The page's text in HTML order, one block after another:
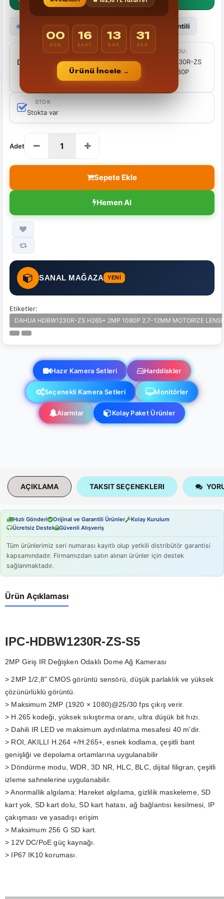
00
GÜN
16
SAAT
13
DAK
30
SAN
Ürünü İncele →
Görüntüleme Sayısı 3551 zaman 24 AY Garantili
MARKALAR
Dahua
ÜRÜN KODU:
Dahua HDBW1230R-ZS
H265+ 2MP 1080P
Motorize
STOK
Stokta var
Adet
Sepete Ekle
Hemen Al
SANAL MAĞAZA YENİ
Etiketler:
DAHUA HDBW1230R-ZS H265+ 2MP 1080P 2.7-12MM MOTORIZE
Hazır Kamera Setleri Harddiskler
Seçenekli Kamera Setleri Monitörler
Alarmlar Kolay Paket Ürünler
AÇIKLAMA TAKSIT SEÇENEKLERI
Hızlı Gönderi Orijinal ve Garantili Ürünler
Kolay Kurulum
Ücretsiz Destek Güvenli Alışveriş
Tüm ürünlerimiz seri numarası kayıtlı olup yetkili distribütör garantisi
kapsamındadır. Firmamızdan satın alınan ürünler için destek
sağlanmaktadır.
Ürün Açıklaması
IPC-HDBW1230R-ZS-S5
2MP Giriş IR Değişken Odaklı Dome Ağ Kamerası
> 2MP 1/2,8" CMOS görüntü sensörü, düşük parlaklık ve yüksek
çözünürlüklü görüntü.
> Maksimum 2MP (1920 × 1080)@25/30 fps çıkış verir.
> H.265 kodeği, yüksek sıkıştırma oranı, ultra düşük bit hızı.
> Dahili IR LED ve maksimum aydınlatma mesafesi 40 m'dir.
> ROI, AKILLI H.264 +/H.265+, esnek kodlama, çeşitli bant
genişliği ve depolama ortamlarına uygulanabilir
> Döndürme modu, WDR, 3D NR, HLC, BLC, dijital filigran, çeşitli
izleme sahnelerine uygulanabilir.
> Anormallik algılama: Hareket algılama, gizlilik maskeleme, SD
kart yok, SD kart dolu, SD kart hatası, ağ bağlantısı kesilmesi, IP
çakışması ve yasadışı erişim
> Maksimum 256 G SD kart.
> 12V DC/PoE güç kaynağı.
> IP67 IK10 koruması.